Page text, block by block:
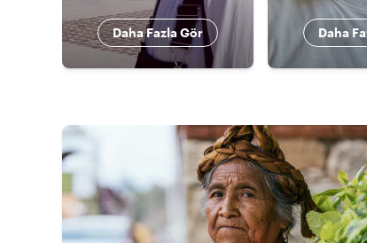
Daha Fazla Gör Daha